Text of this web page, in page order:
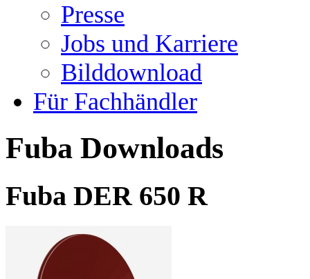
Presse
Jobs und Karriere
Bilddownload
Für Fachhändler
Fuba Downloads
Fuba DER 650 R